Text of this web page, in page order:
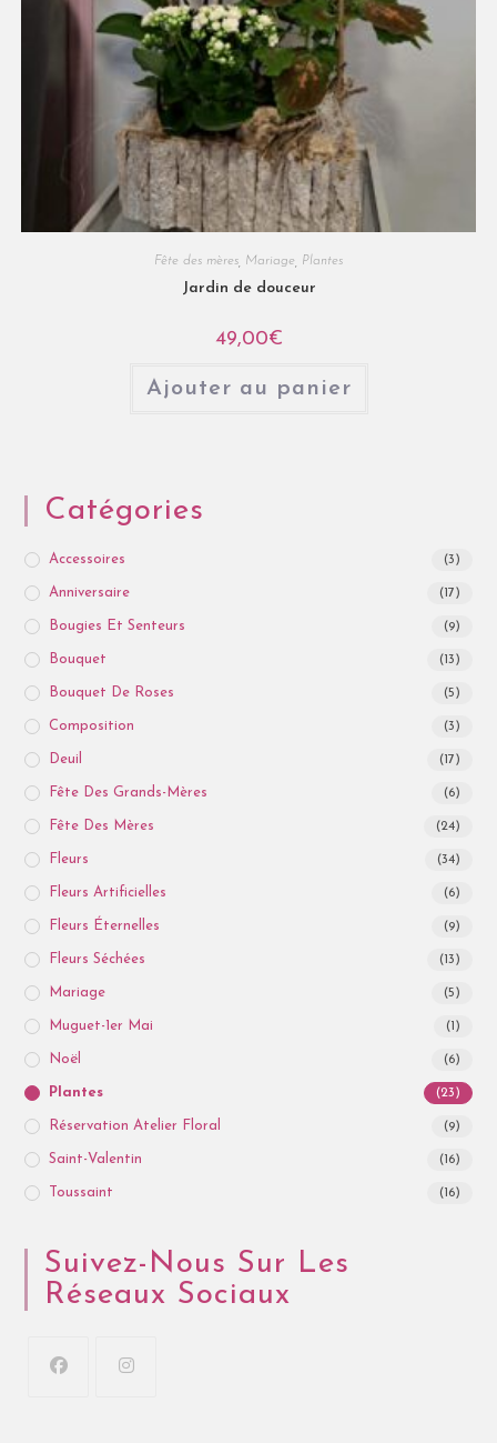
Fête des mères Mariage Plantes
Jardin de douceur
49,00€
Ajouter au panier
Catégories
Accessoires (3)
Anniversaire (17)
Bougies Et Senteurs (9)
Bouquet (13)
Bouquet De Roses (5)
Composition (3)
Deuil (17)
Fête Des Grands-Mères (6)
Fête Des Mères (24)
Fleurs (34)
Fleurs Artificielles (6)
Fleurs Éternelles (9)
Fleurs Séchées (13)
Mariage (5)
Muguet-1er Mai (1)
Noël (6)
Plantes (23)
Réservation Atelier Floral (9)
Saint-Valentin (16)
Toussaint (16)
Suivez-Nous Sur Les
Réseaux Sociaux